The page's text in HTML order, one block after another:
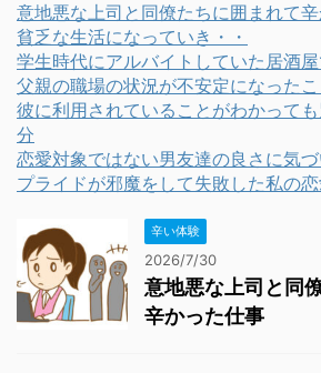
意地悪な上司と同僚たちに囲まれて
貧乏な生活になっていき・・
学生時代にアルバイトしていた居酒
父親の職場の状況が不安定になった
彼に利用されていることがわかって
分
恋愛対象ではない男友達の良さに気
プライドが邪魔をして失敗した私の
辛い体験
2026/7/30
意地悪な上司と同
辛かった仕事